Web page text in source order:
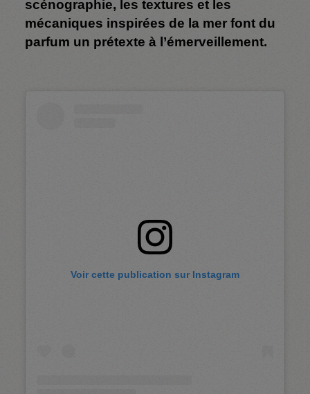
scénographie, les textures et les
mécaniques inspirées de la mer font du
parfum un prétexte à l’émerveillement.
Voir cette publication sur Instagram